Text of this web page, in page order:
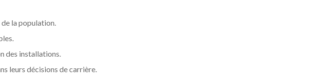
de la population.
des installations.
leurs décisions de carrière.